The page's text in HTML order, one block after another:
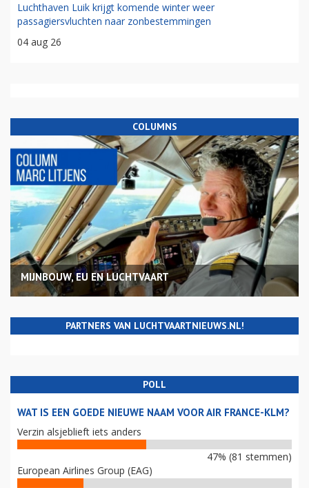
Luchthaven Luik krijgt komende winter weer
passagiersvluchten naar zonbestemmingen
04 aug 26
COLUMNS
MIJNBOUW, EU EN LUCHTVAART
PARTNERS VAN LUCHTVAARTNIEUWS.NL!
POLL
WAT IS EEN GOEDE NIEUWE NAAM VOOR AIR FRANCE-KLM?
Verzin alsjeblieft iets anders
47% (81 stemmen)
European Airlines Group (EAG)